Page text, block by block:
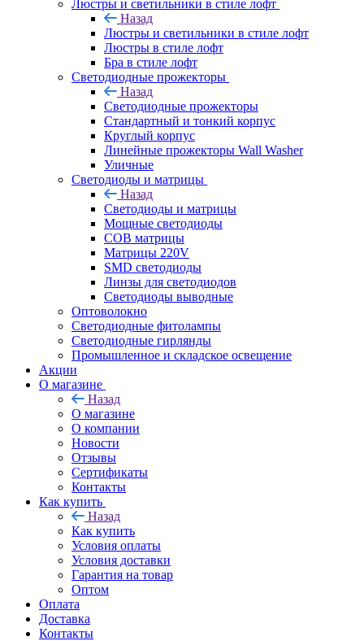
Люстры и светильники в стиле лофт
Назад
Люстры и светильники в стиле лофт
Люстры в стиле лофт
Бра в стиле лофт
Светодиодные прожекторы
Назад
Светодиодные прожекторы
Стандартный и тонкий корпус
Круглый корпус
Линейные прожекторы Wall Washer
Уличные
Светодиоды и матрицы
Назад
Светодиоды и матрицы
Мощные светодиоды
COB матрицы
Матрицы 220V
SMD светодиоды
Линзы для светодиодов
Светодиоды выводные
Оптоволокно
Светодиодные фитолампы
Светодиодные гирлянды
Промышленное и складское освещение
Акции
О магазине
Назад
О магазине
О компании
Новости
Отзывы
Сертификаты
Контакты
Как купить
Назад
Как купить
Условия оплаты
Условия доставки
Гарантия на товар
Оптом
Оплата
Доставка
Контакты